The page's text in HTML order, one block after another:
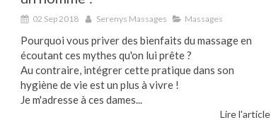
02 Sep 2018 Serenys Massages Massages
Pourquoi vous priver des bienfaits du massage en
écoutant ces mythes qu'on lui prête ?
Au contraire, intégrer cette pratique dans son
hygiène de vie est un plus à vivre !
Je m'adresse à ces dames...
Lire l'article